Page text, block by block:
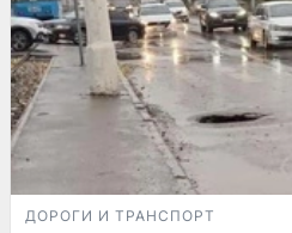
ДОРОГИ И ТРАНСПОРТ